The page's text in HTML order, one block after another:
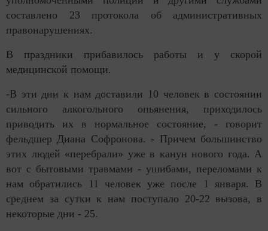
составлено 23 протокола об административных
правонарушениях.
В праздники прибавилось работы и у скорой
медицинской помощи.
-В эти дни к нам доставили 10 человек в состоянии
сильного алкогольного опьянения, приходилось
приводить их в нормальное состояние, - говорит
фельдшер Диана Софронова. - Причем большинство
этих людей «перебрали» уже в канун нового года. А
вот с бытовыми травмами - ушибами, переломами к
нам обратились 11 человек уже после 1 января. В
среднем за сутки к нам поступало 20-22 вызова, в
некоторые дни - 25.